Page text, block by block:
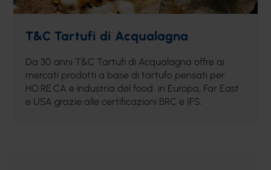
T&C Tartufi di Acqualagna
Da 30 anni T&C Tartufi di Acqualagna offre ai
mercati prodotti a base di tartufo pensati per
HO.RE.CA e industria del food in Europa, Far East
e USA grazie alle certificazioni BRC e IFS.